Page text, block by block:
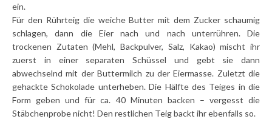
ein.
Für den Rührteig die weiche Butter mit dem Zucker schaumig
schlagen, dann die Eier nach und nach unterrühren. Die
trockenen Zutaten (Mehl, Backpulver, Salz, Kakao) mischt ihr
zuerst in einer separaten Schüssel und gebt sie dann
abwechselnd mit der Buttermilch zu der Eiermasse. Zuletzt die
gehackte Schokolade unterheben. Die Hälfte des Teiges in die
Form geben und für ca. 40 Minuten backen – vergesst die
Stäbchenprobe nicht! Den restlichen Teig backt ihr ebenfalls so.